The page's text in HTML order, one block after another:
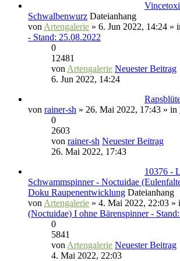
Schwalbenwurz Dateianhang
von Artengalerie » 6. Jun 2022, 14:24 »
- Stand: 25.08.2022
0
12481
von Artengalerie Neuester Beitrag
6. Jun 2022, 14:24
von rainer-sh » 26. Mai 2022, 17:43 » in
0
2603
von rainer-sh Neuester Beitrag
26. Mai 2022, 17:43
10376 -
Schwammspinner - Noctuidae
Doku Raupenentwicklung Dateianhang
von Artengalerie » 4. Mai 2022, 22:03 »
(Noctuidae) I ohne Bärenspinner -
0
5841
von Artengalerie Neuester Beitrag
4. Mai 2022, 22:03